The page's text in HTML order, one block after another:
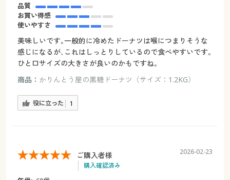
品質
お買い得感
使いやすさ
美味しいです｡一般的に冷めたドーナツは喉につまりそうな
感じになるが､これはしっとりしているので食べやすいです｡
ひと口サイズの大きさが良いのかもですね｡
商品： かりんとう屋の黒糖ドーナツ（サイズ：1.2KG）
役に立った 1
ご購入者様
購入確認済み
2026-02-23